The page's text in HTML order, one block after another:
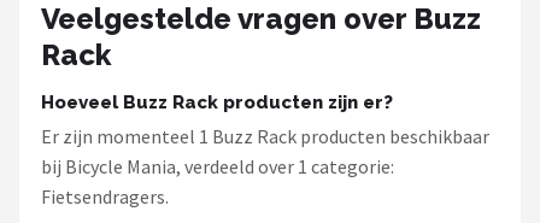
Shimano
Alle merken →
Veelgestelde vragen over Buzz
Rack
Hoeveel Buzz Rack producten zijn er?
Er zijn momenteel 1 Buzz Rack producten beschikbaar
bij Bicycle Mania, verdeeld over 1 categorie:
Fietsendragers.